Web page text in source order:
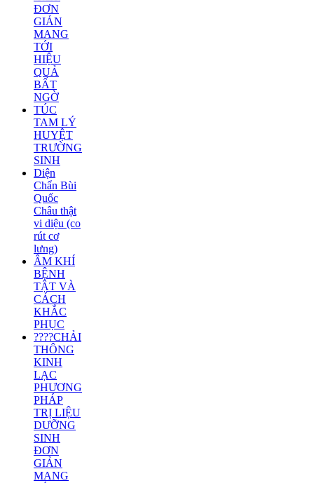
ĐƠN
GIẢN
MANG
TỚI
HIỆU
QUẢ
BẤT
NGỜ
TÚC
TAM LÝ
HUYỆT
TRƯỜNG
SINH
Diện
Chẩn Bùi
Quốc
Châu thật
vi diệu (co
rút cơ
lưng)
ÂM KHÍ
BỆNH
TẬT VÀ
CÁCH
KHẮC
PHỤC
????CHẢI
THÔNG
KINH
LẠC
PHƯƠNG
PHÁP
TRỊ LIỆU
DƯỠNG
SINH
ĐƠN
GIẢN
MANG